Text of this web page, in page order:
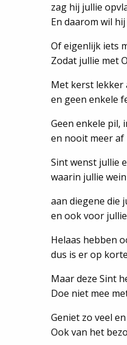
zag hij jullie
En daarom wil
Of eigenlijk iets
Zodat jullie met
Met kerst lekker
en geen enkele
Geen enkele pil,
en nooit meer af
Sint wenst jullie
waarin jullie
aan diegene die
en ook voor
Helaas hebben
dus is er op
Maar deze Sint
Doe niet mee
Geniet zo veel
Ook van het